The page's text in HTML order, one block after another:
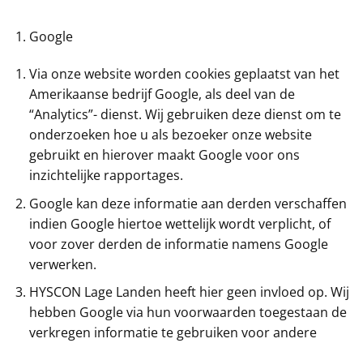
Google
Via onze website worden cookies geplaatst van het
Amerikaanse bedrijf Google, als deel van de
“Analytics”- dienst. Wij gebruiken deze dienst om te
onderzoeken hoe u als bezoeker onze website
gebruikt en hierover maakt Google voor ons
inzichtelijke rapportages.
Google kan deze informatie aan derden verschaffen
indien Google hiertoe wettelijk wordt verplicht, of
voor zover derden de informatie namens Google
verwerken.
HYSCON Lage Landen heeft hier geen invloed op. Wij
hebben Google via hun voorwaarden toegestaan de
verkregen informatie te gebruiken voor andere